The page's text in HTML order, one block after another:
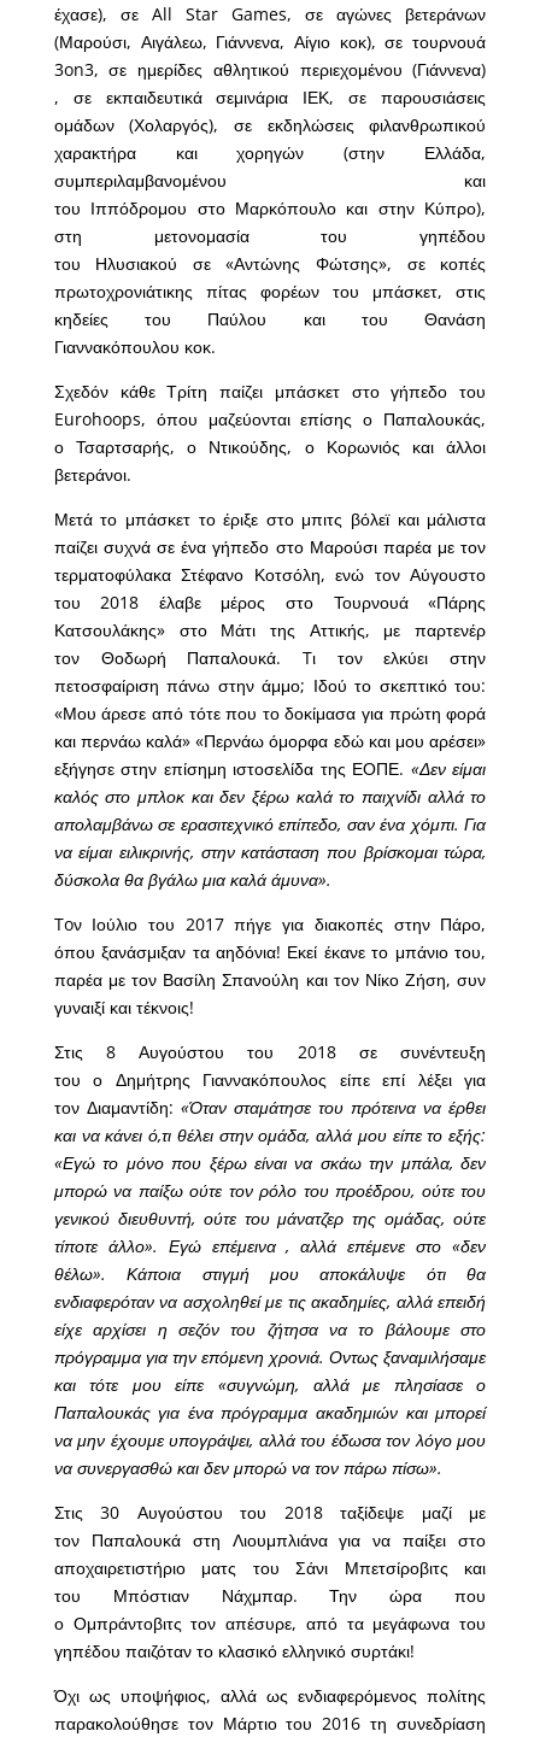
έχασε), σε All Star Games, σε αγώνες βετεράνων
(Μαρούσι, Αιγάλεω, Γιάννενα, Αίγιο κοκ), σε τουρνουά
3on3, σε ημερίδες αθλητικού περιεχομένου (Γιάννενα)
, σε εκπαιδευτικά σεμινάρια ΙΕΚ, σε παρουσιάσεις
ομάδων (Χολαργός), σε εκδηλώσεις φιλανθρωπικού
χαρακτήρα και χορηγών (στην Ελλάδα,
συμπεριλαμβανομένου και
του Ιππόδρομου στο Μαρκόπουλο και στην Κύπρο),
στη μετονομασία του γηπέδου
του Ηλυσιακού σε «Αντώνης Φώτσης», σε κοπές
πρωτοχρονιάτικης πίτας φορέων του μπάσκετ, στις
κηδείες του Παύλου και του Θανάση
Γιαννακόπουλου κοκ.
Σχεδόν κάθε Τρίτη παίζει μπάσκετ στο γήπεδο του
Eurohoops, όπου μαζεύονται επίσης ο Παπαλουκάς,
ο Τσαρτσαρής, ο Ντικούδης, ο Κορωνιός και άλλοι
βετεράνοι.
Μετά το μπάσκετ το έριξε στο μπιτς βόλεϊ και μάλιστα
παίζει συχνά σε ένα γήπεδο στο Μαρούσι παρέα με τον
τερματοφύλακα Στέφανο Κοτσόλη, ενώ τον Αύγουστο
του 2018 έλαβε μέρος στο Τουρνουά «Πάρης
Κατσουλάκης» στο Μάτι της Αττικής, με παρτενέρ
τον Θοδωρή Παπαλουκά. Tι τον ελκύει στην
πετοσφαίριση πάνω στην άμμο; Ιδού το σκεπτικό του:
«Μου άρεσε από τότε που το δοκίμασα για πρώτη φορά
και περνάω καλά» «Περνάω όμορφα εδώ και μου αρέσει»
εξήγησε στην επίσημη ιστοσελίδα της ΕΟΠΕ. «Δεν είμαι
καλός στο μπλοκ και δεν ξέρω καλά το παιχνίδι αλλά το
απολαμβάνω σε ερασιτεχνικό επίπεδο, σαν ένα χόμπι. Για
να είμαι ειλικρινής, στην κατάσταση που βρίσκομαι τώρα,
δύσκολα θα βγάλω μια καλά άμυνα».
Toν Ιούλιο του 2017 πήγε για διακοπές στην Πάρο,
όπου ξανάσμιξαν τα αηδόνια! Εκεί έκανε το μπάνιο του,
παρέα με τον Βασίλη Σπανούλη και τον Νίκο Ζήση, συν
γυναιξί και τέκνοις!
Στις 8 Αυγούστου του 2018 σε συνέντευξη
του ο Δημήτρης Γιαννακόπουλος είπε επί λέξει για
τον Διαμαντίδη: «Όταν σταμάτησε του πρότεινα να έρθει
και να κάνει ό,τι θέλει στην ομάδα, αλλά μου είπε το εξής:
«Εγώ το μόνο που ξέρω είναι να σκάω την μπάλα, δεν
μπορώ να παίξω ούτε τον ρόλο του προέδρου, ούτε του
γενικού διευθυντή, ούτε του μάνατζερ της ομάδας, ούτε
τίποτε άλλο». Εγώ επέμεινα , αλλά επέμενε στο «δεν
θέλω». Κάποια στιγμή μου αποκάλυψε ότι θα
ενδιαφερόταν να ασχοληθεί με τις ακαδημίες, αλλά επειδή
είχε αρχίσει η σεζόν του ζήτησα να το βάλουμε στο
πρόγραμμα για την επόμενη χρονιά. Οντως ξαναμιλήσαμε
και τότε μου είπε «συγνώμη, αλλά με πλησίασε ο
Παπαλουκάς για ένα πρόγραμμα ακαδημιών και μπορεί
να μην έχουμε υπογράψει, αλλά του έδωσα τον λόγο μου
να συνεργασθώ και δεν μπορώ να τον πάρω πίσω».
Στις 30 Αυγούστου του 2018 ταξίδεψε μαζί με
τον Παπαλουκά στη Λιουμπλιάνα για να παίξει στο
αποχαιρετιστήριο ματς του Σάνι Μπετσίροβιτς και
του Μπόστιαν Νάχμπαρ. Την ώρα που
ο Ομπράντοβιτς τον απέσυρε, από τα μεγάφωνα του
γηπέδου παιζόταν το κλασικό ελληνικό συρτάκι!
Όχι ως υποψήφιος, αλλά ως ενδιαφερόμενος πολίτης
παρακολούθησε τον Μάρτιο του 2016 τη συνεδρίαση